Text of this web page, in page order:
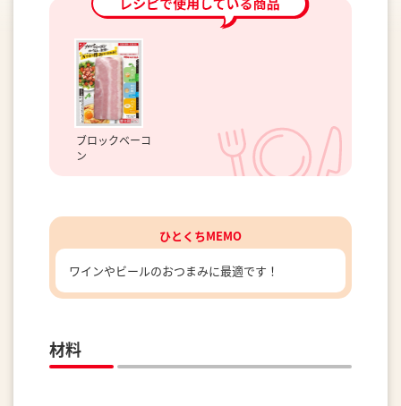
ブロックベーコ
ン
ひとくちMEMO
ワインやビールのおつまみに最適です！
材料